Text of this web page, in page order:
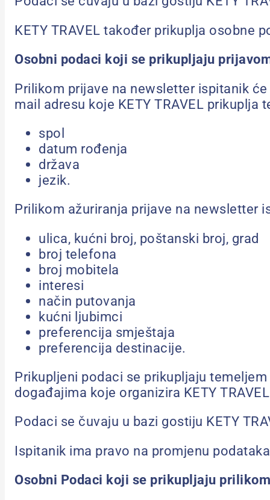
KETY TRAVEL također prikuplja osobne
Osobni podaci koji se prikupljaju
Prilikom prijave na newsletter ispitanik
mail adresu koje KETY TRAVEL
spol
datum rođenja
država
jezik.
Prilikom ažuriranja prijave na newsletter
ulica, kućni broj, poštanski broj, grad
broj telefona
broj mobitela
interesi
način putovanja
kućni ljubimci
preferencija smještaja
preferencija destinacije.
Prikupljeni podaci se prikupljaju
događajima koje organizira KETY
Podaci se čuvaju u bazi gostiju KETY
Ispitanik ima pravo na promjenu
Osobni Podaci koji se prikupljaju